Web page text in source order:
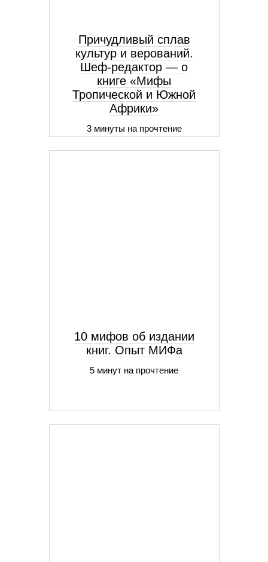
Причудливый сплав
культур и верований.
Шеф-редактор — о
книге «Мифы
Тропической и Южной
Африки»
3 минуты на прочтение
10 мифов об издании
книг. Опыт МИФа
5 минут на прочтение